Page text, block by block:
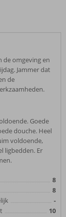
de omgeving en
Jammer dat
de
Goede
douche. Heel
voldoende,
ligbedden. Er
8
8
-
10